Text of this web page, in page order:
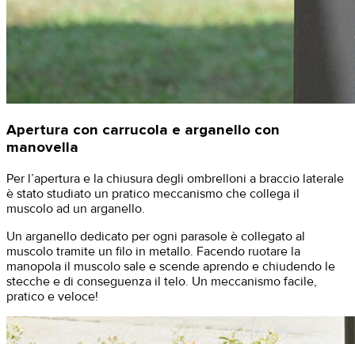
Apertura con carrucola e arganello con
manovella
Per l’apertura e la chiusura degli ombrelloni a braccio laterale
è stato studiato un pratico meccanismo che collega il
muscolo ad un arganello.
​Un arganello dedicato per ogni parasole è collegato al
muscolo tramite un filo in metallo. Facendo ruotare la
manopola il muscolo sale e scende aprendo e chiudendo le
stecche e di conseguenza il telo. Un meccanismo facile,
pratico e veloce!